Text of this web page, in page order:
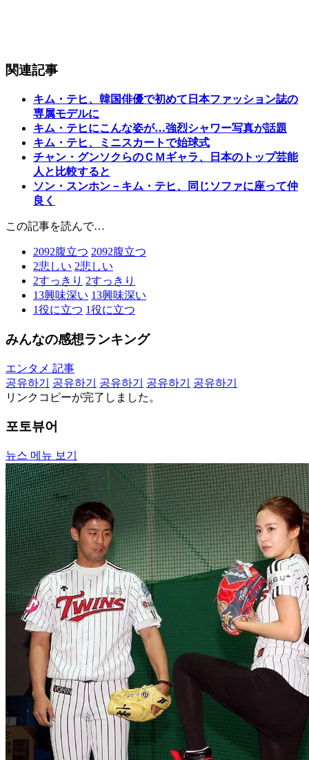
関連記事
キム・テヒ、韓国俳優で初めて日本ファッション誌の
専属モデルに
キム・テヒにこんな姿が…強烈シャワー写真が話題
キム・テヒ、ミニスカートで始球式
チャン・グンソクらのＣＭギャラ、日本のトップ芸能
人と比較すると
ソン・スンホン－キム・テヒ、同じソファに座って仲
良く
この記事を読んで…
2092腹立つ 2092腹立つ
2悲しい 2悲しい
2すっきり 2すっきり
13興味深い 13興味深い
1役に立つ 1役に立つ
みんなの感想ランキング
エンタメ 記事
공유하기
공유하기 공유하기 공유하기
공유하기
リンクコピーが完了しました。
포토뷰어
뉴스 메뉴 보기